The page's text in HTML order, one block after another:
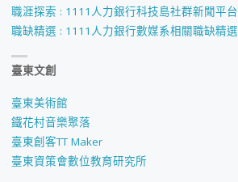
職涯探索 : 1111人力銀行科技島社群新聞平台
職缺精選 : 1111人力銀行數媒系相關職缺精選
臺東文創
臺東美術館
鐵花村音樂聚落
臺東創客TT Maker
臺東資策會數位教育研究所